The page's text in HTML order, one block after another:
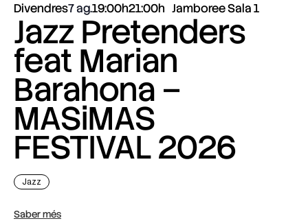
Divendres7 ag.19:00h21:00h Jamboree Sala 1
Jazz Pretenders
feat Marian
Barahona –
MASiMAS
FESTIVAL 2026
Jazz
Saber més